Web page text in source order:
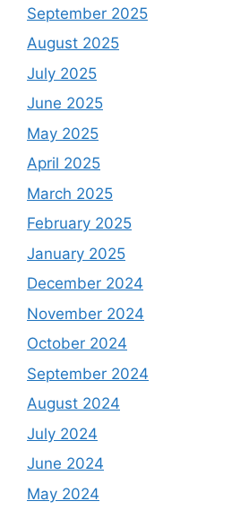
September 2025
August 2025
July 2025
June 2025
May 2025
April 2025
March 2025
February 2025
January 2025
December 2024
November 2024
October 2024
September 2024
August 2024
July 2024
June 2024
May 2024